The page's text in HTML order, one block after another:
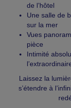
de l’hôtel
Une salle de
sur la mer
Vues
pièce
Intimité
Laissez la
s’étendre à